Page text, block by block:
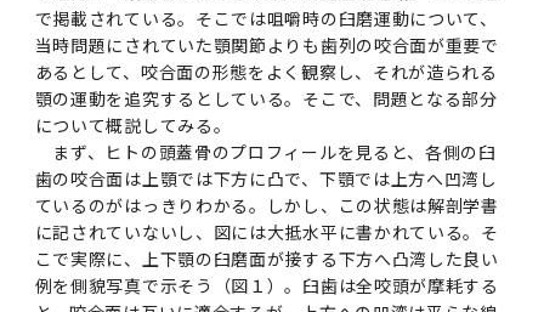
女性の活躍推進に向けた取り組み
目標とする教員の適正な年齢構成
キャンパスマスタープラン2016
国立大学法人ガバナンス・コード報告書
役員会議事概要について
Call for Application to TMDU WISE
Programs (II) for the 2023 Academic Year
by Eligible Students (*Autumn admission)
令和５年度（２０２３年度）東京医科歯科大学
「卓越大学院生制度（Ⅱ）」対象学生（秋入学
対象）の募集について
ス」採用決定通知書授与式を行いました。
令和３年度（２０２１年度）東京医科歯科大学
「卓越大学院生制度（Ⅰ）」採用決定通知書授
与式を行いました。
学位の申請
進路届の提出について
その他 就職関連情報（推薦書等）
2018年 （PDF：83.3MB）
2017年 （PDF：75.1MB）
2016年 （PDF：73.0MB）
2015年 （PDF：83.3MB）
2014年 （PDF：21.4MB）
2022年度
2021年度
2020年度
2019年度
2018年度
2018年 （PDF：18.7MB）
2017年 （PDF：7.2MB）
2016年 （PDF：13.5MB）
2015年 （PDF：2.3MB）
教学IR関連公開情報
教学IR関連公開情報トップ
卒業生進路アンケート
卒後3年大学評価アンケート
実験動物センター
生命倫理研究センター
疾患バイオリソースセンター
再生医療研究センター
再生医療研究センター（微生物安全性グルー
プ）
脳統合機能研究センター
核酸・ペプチド創薬治療研究センター
統合研究機構から他部局へ異動したセンタート
ップ
低侵襲医療センター（旧：低侵襲医歯学研究セ
ンター）
ITセキュリティ部門（学内専用サイト）
図書館部門
図書館部門トップ
図書館
図書館講習会
デジタル変革推進事務室
連絡先一覧
湯島学生支援センター
湯島学生支援センタートップ
学生相談支援室
ダイバーシティ・インクルージョン室
環境報告書
で掲載されている。そこでは咀嚼時の臼磨運動について、
当時問題にされていた顎関節よりも歯列の咬合面が重要で
あるとして、咬合面の形態をよく観察し、それが造られる
顎の運動を追究するとしている。そこで、問題となる部分
について概説してみる。
まず、ヒトの頭蓋骨のプロフィールを見ると、各側の臼
歯の咬合面は上顎では下方に凸で、下顎では上方へ凹湾し
ているのがはっきりわかる。しかし、この状態は解剖学書
に記されていないし、図には大抵水平に書かれている。そ
こで実際に、上下顎の臼磨面が接する下方へ凸湾した良い
例を側貌写真で示そう（図１）。臼歯は全咬頭が摩耗する